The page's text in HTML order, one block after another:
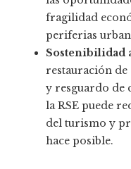
fragilidad
periferias
Sostenibilidad
restauración de
y resguardo de
la RSE puede
del turismo y
hace posible.